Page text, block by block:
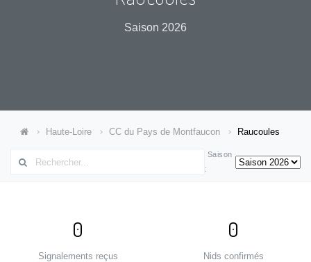
Saison 2026
Haute-Loire CC du Pays de Montfaucon Raucoules
Saison
:
0
Signalements reçus
0
Nids confirmés